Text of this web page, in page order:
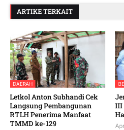
ARTIKE TERKAIT
DAERAH
Letkol Anton Subhandi Cek
Langsung Pembangunan
RTLH Penerima Manfaat
TMMD ke-129
III